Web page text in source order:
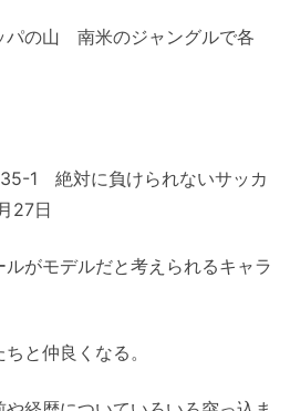
の山 南米のジャングルで各
1 絶対に負けられないサッカ
27日
がモデルだと考えられるキャラ
と仲良くなる。